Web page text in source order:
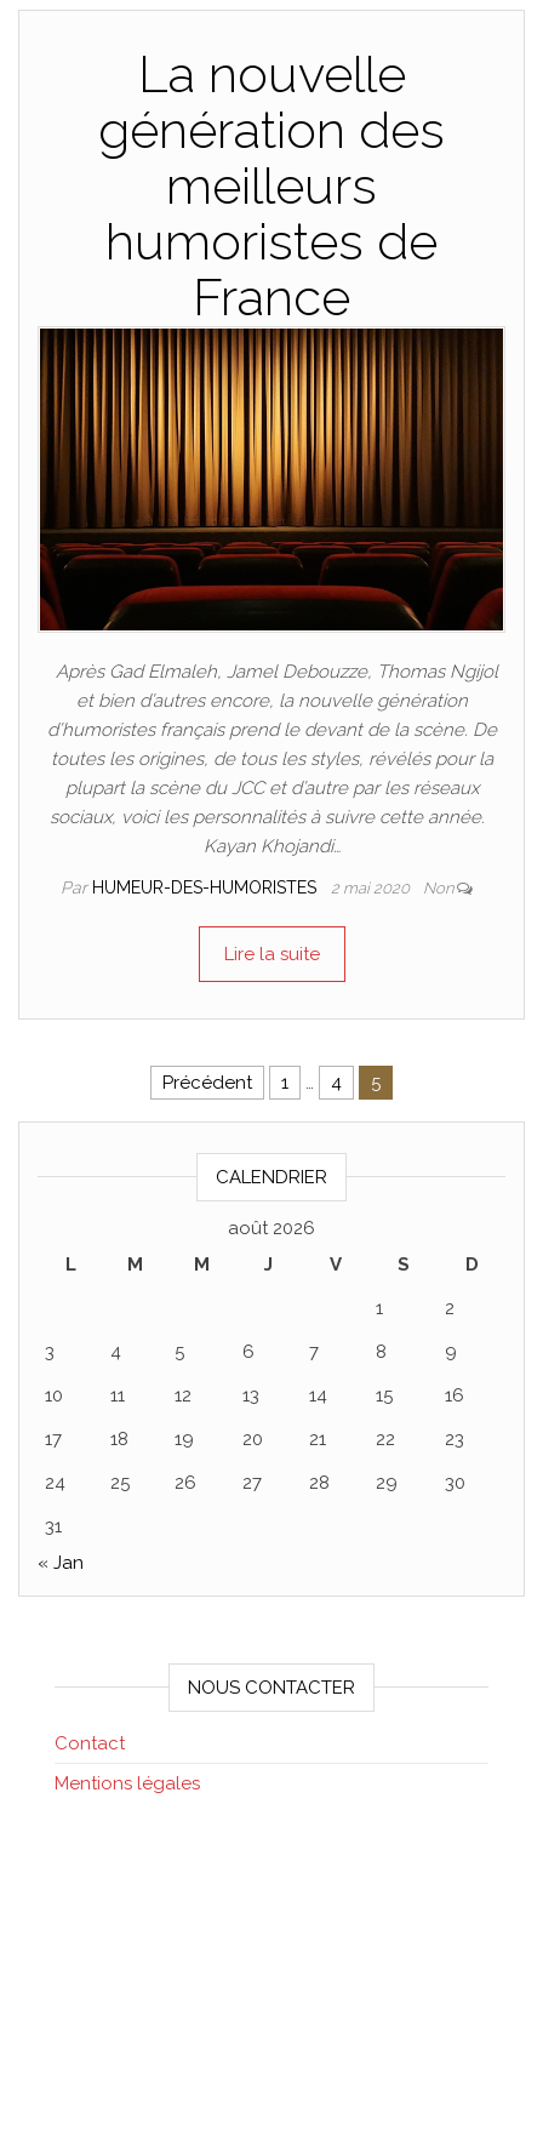
La nouvelle
génération des
meilleurs
humoristes de
France
Après Gad Elmaleh, Jamel Debouzze, Thomas Ngijol
et bien d’autres encore, la nouvelle génération
d’humoristes français prend le devant de la scène. De
toutes les origines, de tous les styles, révélés pour la
plupart la scène du JCC et d’autre par les réseaux
sociaux, voici les personnalités à suivre cette année.
Kayan Khojandi…
Par HUMEUR-DES-HUMORISTES 2 mai 2020 Non
Lire la suite
Pagination des publications
Précédent 1 … 4 5
CALENDRIER
août 2026
L
M M J V S
D
1
2
3
4 5 6 7 8
9
10
11 12 13 14 15
16
17
18 19 20 21 22
23
24
25 26 27 28 29
30
31
« Jan
NOUS CONTACTER
Contact
Mentions légales